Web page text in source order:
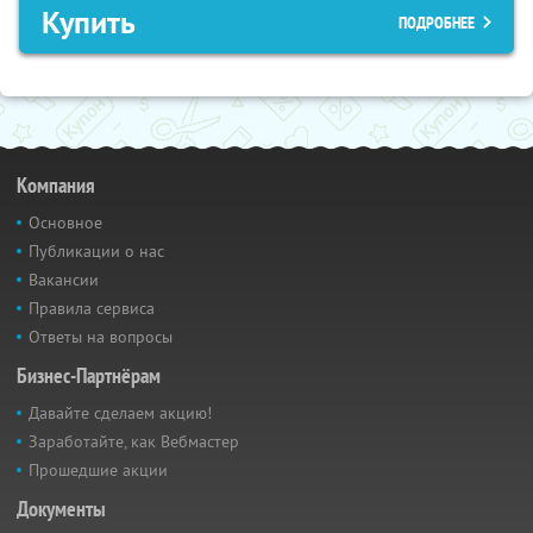
Купить ПОДРОБНЕЕ
Компания
Основное
Публикации о нас
Вакансии
Правила сервиса
Ответы на вопросы
Бизнес-Партнёрам
Давайте сделаем акцию!
Заработайте, как Вебмастер
Прошедшие акции
Документы